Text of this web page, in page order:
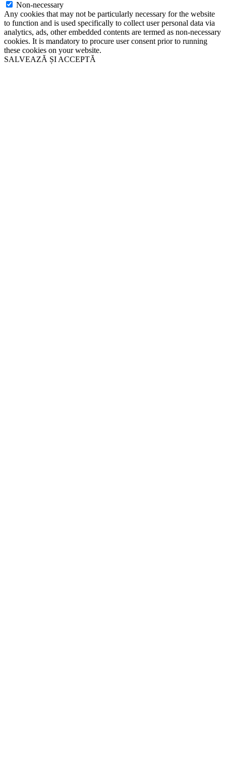
Non-necessary
Any cookies that may not be particularly necessary for the website
to function and is used specifically to collect user personal data via
analytics, ads, other embedded contents are termed as non-necessary
cookies. It is mandatory to procure user consent prior to running
these cookies on your website.
SALVEAZĂ ȘI ACCEPTĂ